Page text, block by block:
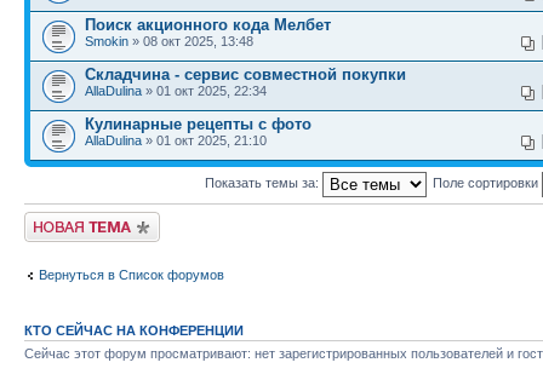
Поиск акционного кода Мелбет
Smokin » 08 окт 2025, 13:48
Складчина - сервис совместной покупки
AllaDulina » 01 окт 2025, 22:34
Кулинарные рецепты с фото
AllaDulina » 01 окт 2025, 21:10
Показать темы за: Поле сортировки
Новая тема
Вернуться в Список форумов
КТО СЕЙЧАС НА КОНФЕРЕНЦИИ
Сейчас этот форум просматривают: нет зарегистрированных пользователей и